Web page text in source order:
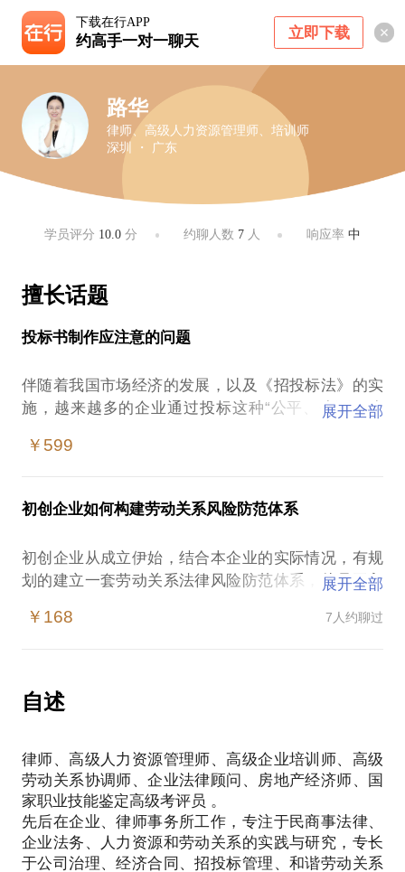
下载在行APP
约高手一对一聊天 立即下载
路华
律师、高级人力资源管理师、培训师
深圳 ・ 广东
学员评分 10.0 分 约聊人数 7人 响应率 中
擅长话题
投标书制作应注意的问题
伴随着我国市场经济的发展，以及《招投标法》的实
施，越来越多的企业通过投标这种“公平、公正、公
济活动。 投标工作的重点之一，就是制作投标书。
1、细致。很多投标企业没有中标，不是输给了自己的
竞争对手，而是输给了自己的马虎大意，细节决定成
2、标准。每一个招标文件中，都有一个评分标准。投
标书的制作要紧扣评分标准。
3、换位。严格按照招标文件要求顺序、格式编排制作
而提高中标率，让投标书为企业创造效益。
加过评标工作，如果您想了解投标书的制作，相信我
的分享能够给您一些帮助。
PS.在选择与我见面前，请把您的问题更具体化。毕
竟一小时的谈话只能解决一个小问题。请把您的问题
提前发给我，方便我做更精确的准备，提升见面效
展开全部
￥599
初创企业如何构建劳动关系风险防范体系
初创企业从成立伊始，结合本企业的实际情况，有规
划的建立一套劳动关系法律风险防范体系，从员工入
为初创企业的健康发展保驾护航！
提前发给我，方便我做更精确的准备，提升见面效
展开全部
￥168 7人约聊过
自述
律师、高级人力资源管理师、高级企业培训师、高级
劳动关系协调师、企业法律顾问、房地产经济师、国
家职业技能鉴定高级考评员 。
先后在企业、律师事务所工作，专注于民商事法律、
企业法务、人力资源和劳动关系的实践与研究，专长
于公司治理、经济合同、招投标管理、和谐劳动关系